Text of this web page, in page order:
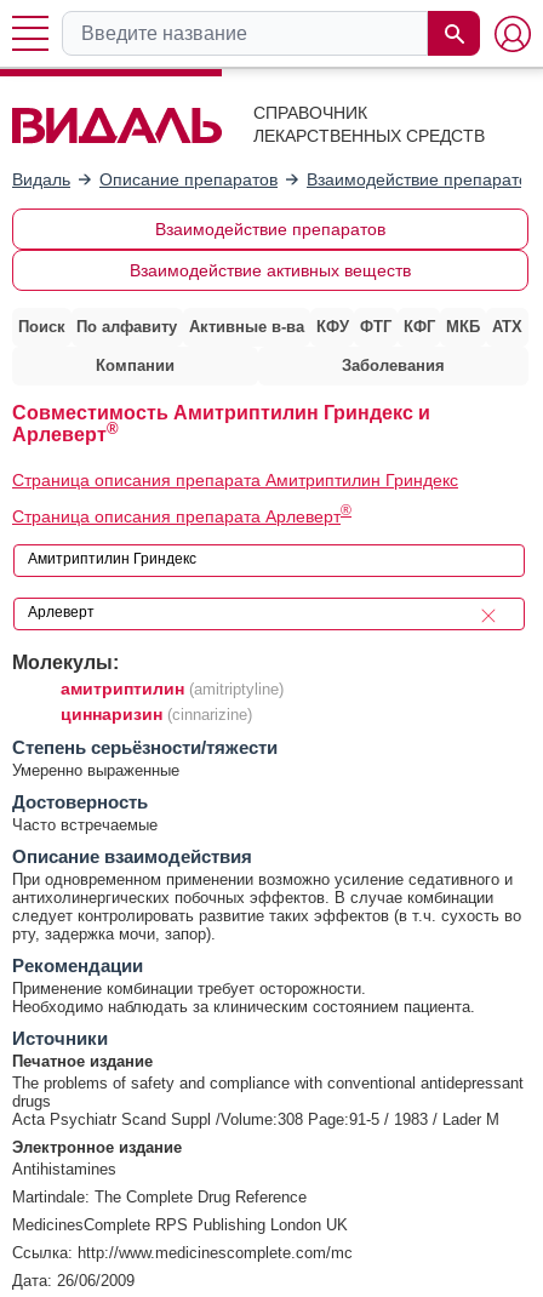
СПРАВОЧНИК
ЛЕКАРСТВЕННЫХ СРЕДСТВ
Видаль Описание препаратов Взаимодействие препаратов
Взаимодействие препаратов
Взаимодействие активных веществ
Поиск По алфавиту Активные в-ва КФУ ФТГ КФГ МКБ АТХ
Компании Заболевания
Совместимость Амитриптилин Гриндекс и
Арлеверт®
Страница описания препарата Амитриптилин Гриндекс
Страница описания препарата Арлеверт®
Молекулы:
амитриптилин (amitriptyline)
циннаризин (cinnarizine)
Cтепень серьёзности/тяжести
Умеренно выраженные
Достоверность
Часто встречаемые
Описание взаимодействия
При одновременном применении возможно усиление седативного и
антихолинергических побочных эффектов. В случае комбинации
следует контролировать развитие таких эффектов (в т.ч. сухость во
рту, задержка мочи, запор).
Рекомендации
Применение комбинации требует осторожности.
Необходимо наблюдать за клиническим состоянием пациента.
Источники
Печатное издание
The problems of safety and compliance with conventional antidepressant
drugs
Acta Psychiatr Scand Suppl /Volume:308 Page:91-5 / 1983 / Lader M
Электронное издание
Antihistamines
Martindale: The Complete Drug Reference
MedicinesComplete RPS Publishing London UK
Ссылка: http://www.medicinescomplete.com/mc
Дата: 26/06/2009